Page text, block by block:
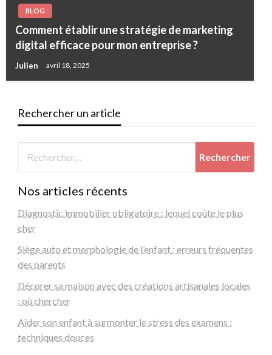
BLOG
Comment établir une stratégie de marketing
digital efficace pour mon entreprise ?
Julien avril 18, 2025
Rechercher un article
Nos articles récents
Diagnostic immobilier obligatoire : lequel coûte le plus
cher
Siège auto et morphologie de l’enfant : erreurs fréquentes
des parents
Décorer sa maison avec des créations artisanales locales
: où chercher
Aider son enfant à surmonter le stress des examens :
techniques douces